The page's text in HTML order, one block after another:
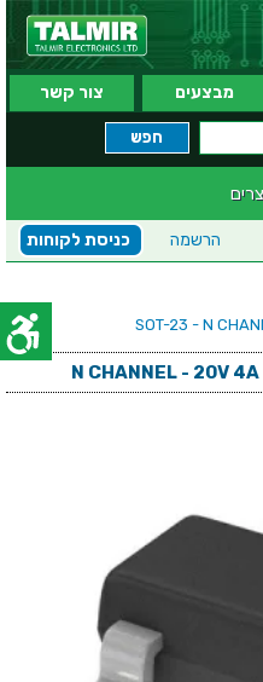
מבצעים צור קשר
כניסת לקוחות הרשמה